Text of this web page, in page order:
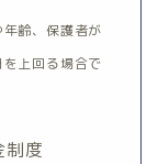
齢、保護者が
上回る場合で
制度